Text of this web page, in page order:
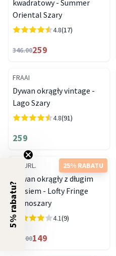
kwadratowy - Summer
Oriental Szary
4.8(17)
346.00259
FRAAI
Dywan okrągły vintage -
Lago Szary
4.8(91)
259
25% RABATU
NATURL.
Dywan okrągły z długim
włosiem - Lofty Fringe
Jasnoszary
4.1(9)
199.00149
5% rabatu?